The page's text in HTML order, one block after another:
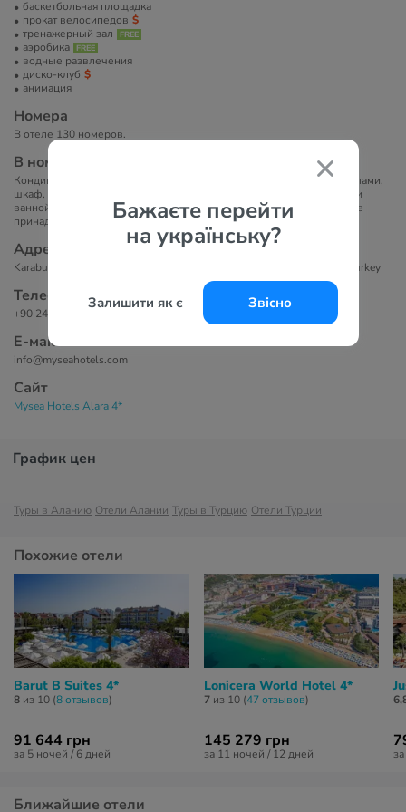
Бажаєте перейти
на українську?
Залишити як є Звісно
баскетбольная площадка
прокат велосипедов
тренажерный зал
аэробика
водные развлечения
диско-клуб
анимация
Номера
В отеле 130 номеров.
В номерах
Кондиционер, телевизор с плоским экраном и спутниковыми каналами,
шкаф, сейф, мини-бар. В собственной ванной комнате с душем или
ванной есть фен, полотенца и бесплатные туалетно-косметические
принадлежности.
Адрес
Karaburun Mevkii 1009.Sok No:1, 07415 Okurcalar, Alanya, Antalya, Turkey
Телефоны
+90 242 642 06 58
Е-маil
info@myseahotels.com
Сайт
Mysea Hotels Alara 4*
График цен
Туры в Аланию Отели Алании Туры в Турцию Отели Турции
Похожие отели
Barut B Suites 4*
8 из 10 (8 отзывов)
91 644 грн
за 5 ночей / 6 дней
Lonicera World Hotel 4*
7из 10 (47 отзывов)
145 279 грн
за 11 ночей / 12 дней
Ближайшие отели